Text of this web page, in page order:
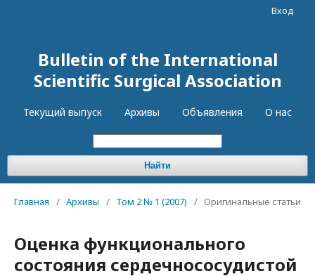
Bulletin of the International
Scientific Surgical Association
Текущий выпуск Архивы Объявления О нас
Найти
Вход
Главная / Архивы / Том 2 № 1 (2007) / Оригинальные статьи
Оценка функционального
состояния сердечнососудистой